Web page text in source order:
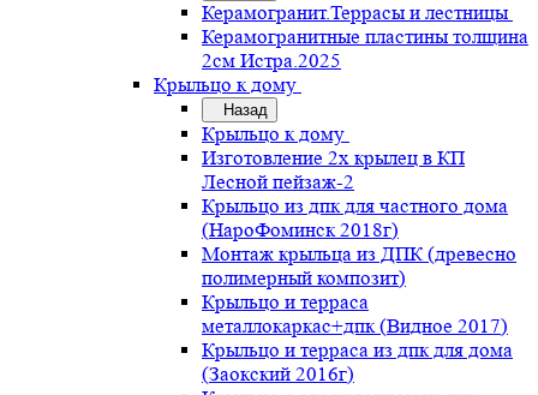
Керамогранит.Террасы и лестницы
Керамогранитные пластины толщина
2см Истра.2025
Крыльцо к дому
Назад
Крыльцо к дому
Изготовление 2х крылец в КП
Лесной пейзаж-2
Крыльцо из дпк для частного дома
(НароФоминск 2018г)
Монтаж крыльца из ДПК (древесно
полимерный композит)
Крыльцо и терраса
металлокаркас+дпк (Видное 2017)
Крыльцо и терраса из дпк для дома
(Заокский 2016г)